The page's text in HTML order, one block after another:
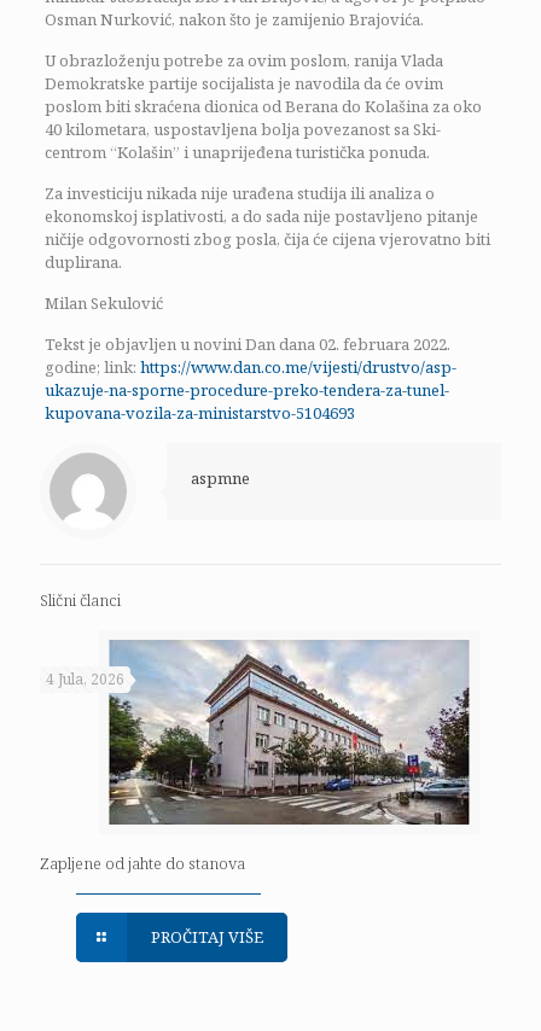
Osman Nurković, nakon što je zamijenio Brajovića.
U obrazloženju potrebe za ovim poslom, ranija Vlada
Demokratske partije socijalista je navodila da će ovim
poslom biti skraćena dionica od Berana do Kolašina za oko
40 kilometara, uspostavljena bolja povezanost sa Ski-
centrom “Kolašin” i unaprijeđena turistička ponuda.
Za investiciju nikada nije urađena studija ili analiza o
ekonomskoj isplativosti, a do sada nije postavljeno pitanje
ničije odgovornosti zbog posla, čija će cijena vjerovatno biti
duplirana.
Milan Sekulović
Tekst je objavljen u novini Dan dana 02. februara 2022.
godine; link: https://www.dan.co.me/vijesti/drustvo/asp-
ukazuje-na-sporne-procedure-preko-tendera-za-tunel-
kupovana-vozila-za-ministarstvo-5104693
aspmne
Slični članci
4 Jula, 2026
Zapljene od jahte do stanova
PROČITAJ VIŠE